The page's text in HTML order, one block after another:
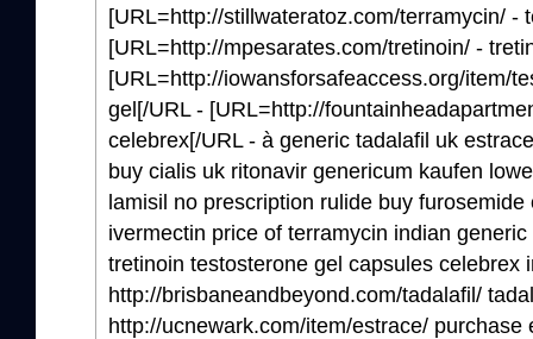
[URL=http://stillwateratoz.com/terramycin/ -
[URL=http://mpesarates.com/tretinoin/ -
[URL=http://iowansforsafeaccess.org/item/
gel[/URL - [URL=http://
celebrex[/URL - à generic tadalafil uk
buy cialis uk ritonavir genericum kaufen
lamisil no prescription rulide buy
ivermectin price of terramycin indian
tretinoin testosterone gel capsules celebrex
http://brisbaneandbeyond.com/tadalafil/
http://ucnewark.com/item/estrace/ purchase